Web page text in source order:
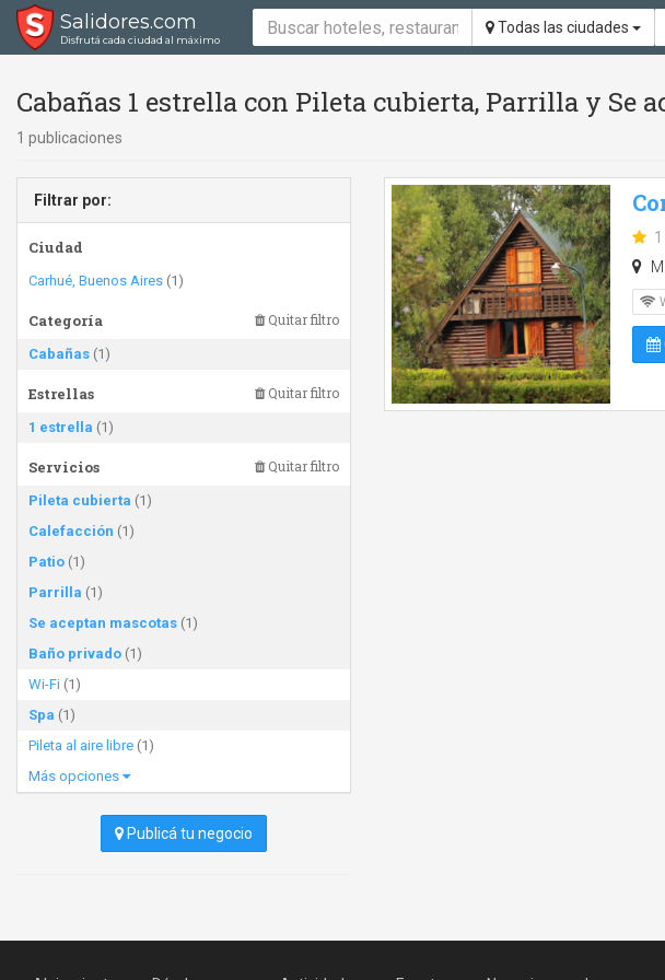
Salidores.com
Disfrutá cada ciudad al máximo
Todas las ciudades
Cabañas 1 estrella con Pileta cubierta, Parrilla y Se
1 publicaciones
Filtrar por:
Ciudad
Carhué, Buenos Aires (1)
Categoría Quitar filtro
Cabañas (1)
Estrellas Quitar filtro
1 estrella (1)
Servicios Quitar filtro
Pileta cubierta (1)
Calefacción (1)
Patio (1)
Parrilla (1)
Se aceptan mascotas (1)
Baño privado (1)
Wi-Fi (1)
Spa (1)
Pileta al aire libre (1)
Más opciones
Publicá tu negocio